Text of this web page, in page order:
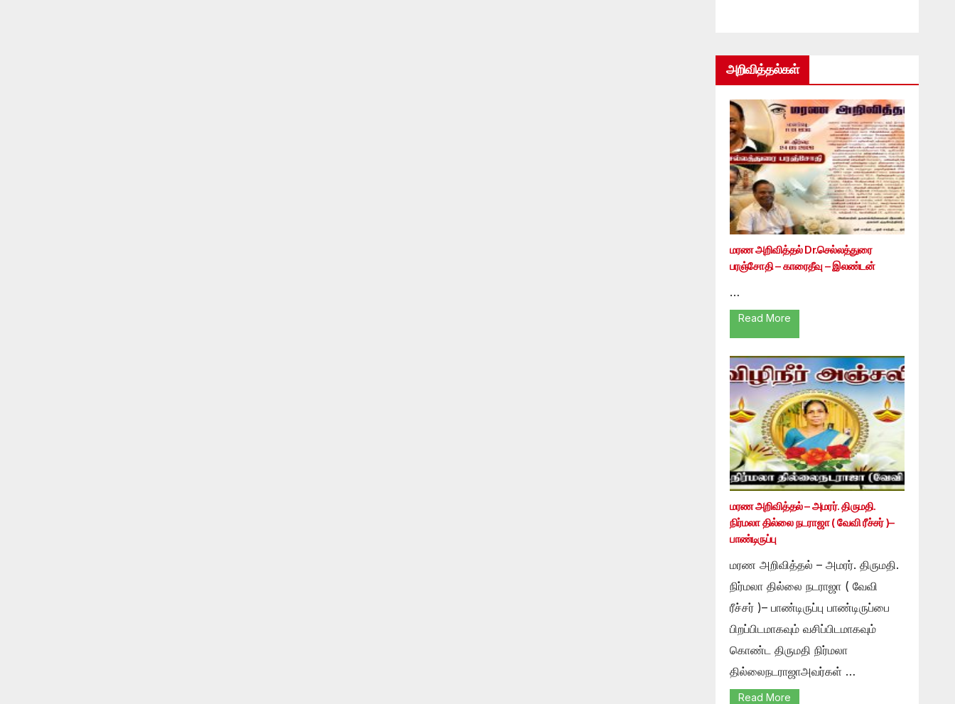
அறிவித்தல்கள்
மரண அறிவித்தல் Dr.செல்லத்துரை
பரஞ்சோதி – காரைதீவு – இலண்டன்
…
Read More
மரண அறிவித்தல் – அமரர். திருமதி.
நிர்மலா தில்லை நடராஜா ( வேவி ரீச்சர் )–
பாண்டிருப்பு
மரண அறிவித்தல் – அமரர். திருமதி.
நிர்மலா தில்லை நடராஜா ( வேவி
ரீச்சர் )– பாண்டிருப்பு பாண்டிருப்பை
பிறப்பிடமாகவும் வசிப்பிடமாகவும்
கொண்ட திருமதி நிர்மலா
தில்லைநடராஜாஅவர்கள் …
Read More